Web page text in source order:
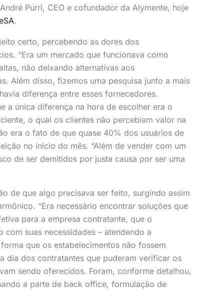
Purri, CEO e cofundador da Alymente, hoje
.
certo, percebendo as dores dos
“Era um mercado que funcionava como
não deixando alternativas aos
Além disso, fizemos uma pesquisa junto a mais
diferença entre esses fornecedores.
a única diferença na hora de escolher era o
o qual os clientes não percebiam valor na
era o fato de que quase 40% dos usuários de
no início do mês. “Além de vender com um
de ser demitidos por justa causa por ser uma
de que algo precisava ser feito, surgindo assim
“Era necessário encontrar soluções que
para a empresa contratante, que o
suas necessidades – atendendo a
que os estabelecimentos não fossem
dia dos contratantes que puderam verificar os
sendo oferecidos. Foram, conforme detalhou,
a parte de back office, formulação de